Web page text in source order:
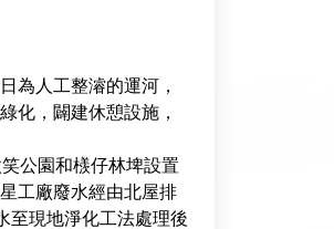
為人工整濬的運河，
化，闢建休憩設施，
公園和檨仔林埤設置
工廠廢水經由北屋排
至現地淨化工法處理後